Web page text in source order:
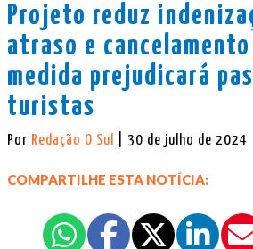
Projeto reduz
atraso e
medida prejudicará
turistas
Por Redação O Sul | 30 de julho de 2024
COMPARTILHE ESTA NOTÍCIA: